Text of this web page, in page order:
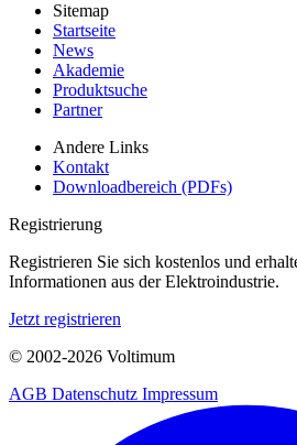
Sitemap
Startseite
News
Akademie
Produktsuche
Partner
Andere Links
Kontakt
Downloadbereich (PDFs)
Registrierung
Registrieren Sie sich kostenlos und
Informationen aus der Elektroindustrie.
Jetzt registrieren
© 2002-2026 Voltimum
AGB Datenschutz Impressum